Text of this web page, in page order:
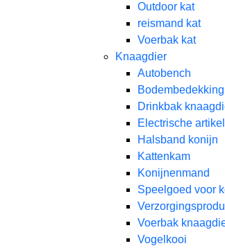
Outdoor kat
reismand kat​
Voerbak kat
Knaagdier
Autobench
Bodembedekking
Drinkbak
Electrische
Halsband konijn
Kattenkam
Konijnenmand
Speelgoed voor
Voerbak
Vogelkooi